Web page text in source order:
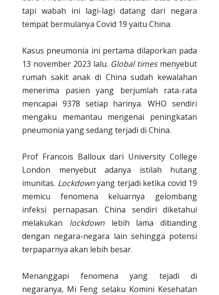
tapi wabah ini lagi-lagi datang dari negara
tempat bermulanya Covid 19 yaitu China.
Kasus pneumonia ini pertama dilaporkan pada
13 november 2023 lalu. Global times menyebut
rumah sakit anak di China sudah kewalahan
menerima pasien yang berjumlah rata-rata
mencapai 9378 setiap harinya. WHO sendiri
mengaku memantau mengenai peningkatan
pneumonia yang sedang terjadi di China.
Prof Francois Balloux dari University College
London menyebut adanya istilah hutang
imunitas. Lockdownyang terjadi ketika covid 19
memicu fenomena keluarnya gelombang
infeksi pernapasan. China sendiri diketahui
melakukan lockdown lebih lama dibanding
dengan negara-negara lain sehingga potensi
terpaparnya akan lebih besar.
Menanggapi fenomena yang tejadi di
negaranya, Mi Feng selaku Komini Kesehatan